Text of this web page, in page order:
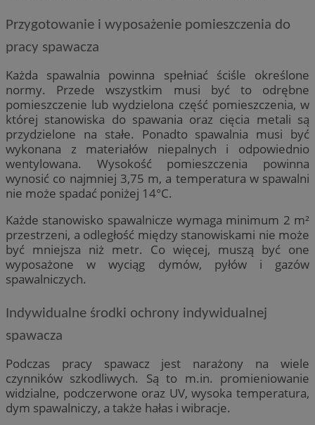
Przygotowanie i wyposażenie pomieszczenia do
pracy spawacza
Każda spawalnia powinna spełniać ściśle określone
normy. Przede wszystkim musi być to odrębne
pomieszczenie lub wydzielona część pomieszczenia, w
której stanowiska do spawania oraz cięcia metali są
przydzielone na stałe. Ponadto spawalnia musi być
wykonana z materiałów niepalnych i odpowiednio
wentylowana. Wysokość pomieszczenia powinna
wynosić co najmniej 3,75 m, a temperatura w spawalni
nie może spadać poniżej 14°C.
Każde stanowisko spawalnicze wymaga minimum 2 m²
przestrzeni, a odległość między stanowiskami nie może
być mniejsza niż metr. Co więcej, muszą być one
wyposażone w wyciąg dymów, pyłów i gazów
spawalniczych.
Indywidualne środki ochrony indywidualnej
spawacza
Podczas pracy spawacz jest narażony na wiele
czynników szkodliwych. Są to m.in. promieniowanie
widzialne, podczerwone oraz UV, wysoka temperatura,
dym spawalniczy, a także hałas i wibracje.